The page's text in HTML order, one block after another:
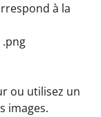
à la
.png
ou utilisez un
images.